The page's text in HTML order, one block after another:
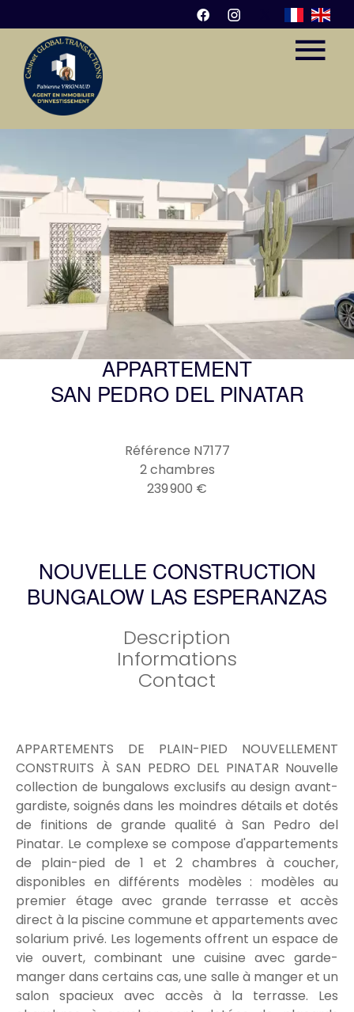
APPARTEMENT
SAN PEDRO DEL PINATAR
Référence N7177
2 chambres
239 900 €
NOUVELLE CONSTRUCTION
BUNGALOW LAS ESPERANZAS
Description
Informations
Contact
APPARTEMENTS DE PLAIN-PIED NOUVELLEMENT
CONSTRUITS À SAN PEDRO DEL PINATAR Nouvelle
collection de bungalows exclusifs au design avant-
gardiste, soignés dans les moindres détails et dotés
de finitions de grande qualité à San Pedro del
Pinatar. Le complexe se compose d'appartements
de plain-pied de 1 et 2 chambres à coucher,
disponibles en différents modèles : modèles au
premier étage avec grande terrasse et accès
direct à la piscine commune et appartements avec
solarium privé. Les logements offrent un espace de
vie ouvert, combinant une cuisine avec garde-
manger dans certains cas, une salle à manger et un
salon spacieux avec accès à la terrasse. Les